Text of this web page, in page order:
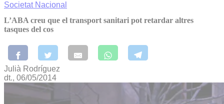
Societat Nacional
L’ABA creu que el transport sanitari pot retardar altres
tasques del cos
Julià Rodríguez
dt., 06/05/2014